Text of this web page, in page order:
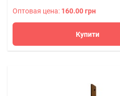
Оптовая цена: 160.00 грн
Купити